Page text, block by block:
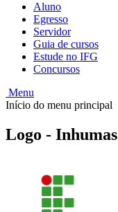
Aluno
Egresso
Servidor
Guia de cursos
Estude no IFG
Concursos
Menu
Início do menu principal
Logo - Inhumas